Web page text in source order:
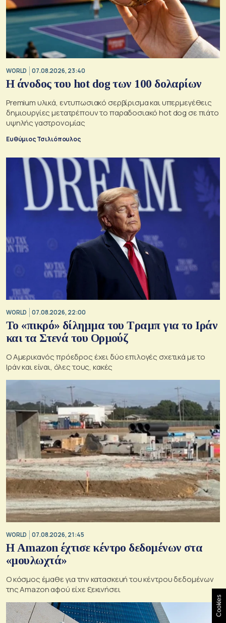
WORLD 07.08.2026, 23:40
Η άνοδος του hot dog των 100 δολαρίων
Premium υλικά, εντυπωσιακό σερβίρισμα και υπερμεγέθεις
δημιουργίες μετατρέπουν το παραδοσιακό hot dog σε πιάτο
υψηλής γαστρονομίας
Ευθύμιος Τσιλιόπουλος
WORLD 07.08.2026, 22:00
Το «πικρό» δίλημμα του Τραμπ για το Ιράν
και τα Στενά του Ορμούζ
Ο Αμερικανός πρόεδρος έχει δύο επιλογές σχετικά με το
Ιράν και είναι, όλες τους, κακές
WORLD 07.08.2026, 21:45
Η Amazon έχτισε κέντρο δεδομένων στα
«μουλωχτά»
Ο κόσμος έμαθε για την κατασκευή του κέντρου δεδομένων
της Amazon αφού είχε ξεκινήσει
Cookies